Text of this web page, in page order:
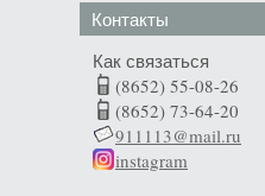
Контакты
Как связаться
(8652) 55-08-26
(8652) 73-64-20
911113@mail.ru
instagram